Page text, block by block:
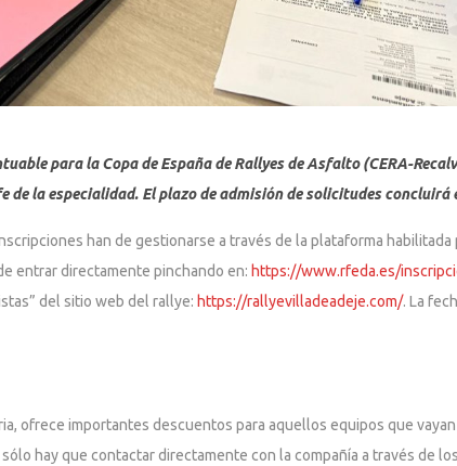
para la Copa de España de Rallyes de Asfalto (CERA-
de la especialidad. El plazo de admisión de solicitudes concluirá
han de gestionarse a través de la plataforma habilitada
entrar directamente pinchando en: https://www.rfeda.es/
del sitio web del rallye: https://rallyevilladeadeje.com/. La
ofrece importantes descuentos para aquellos equipos que
hay que contactar directamente con la compañía a través de